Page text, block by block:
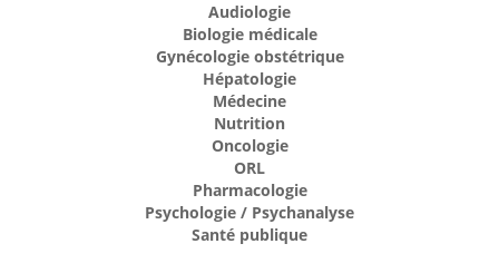
Audiologie
Biologie médicale
Gynécologie obstétrique
Hépatologie
Médecine
Nutrition
Oncologie
ORL
Pharmacologie
Psychologie / Psychanalyse
Santé publique